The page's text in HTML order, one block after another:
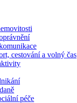
cestování a volný čas
péče